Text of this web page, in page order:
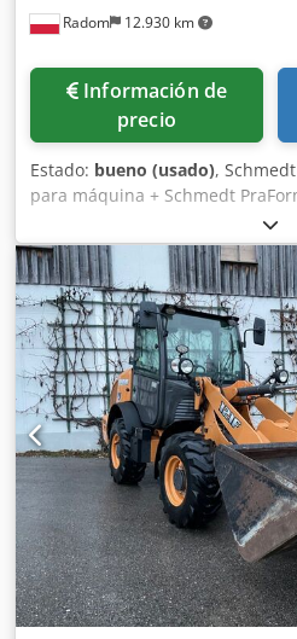
Radom 12.930 km
Información de
precio
Estado: bueno (usado),
para máquina + Schmedt
Fabricados en 2022.
PraLeg XL 18-60: máquina para
Máquina en buen estado, lista
máquina sujeta un bloque de
una cubierta preparada. Dos
ajuste suave del grosor del
bloque: 80 – 450 mm Ancho del
Grosor del bloque: 2 – 80 mm
aproximadamente 200 – 300
eléctrica: 230 V Peso: 300 kg
Schmedt PraForm 21-50:
libros con cortador de ranuras.
Alemania. La máquina está en
lista para la producción.
máximo: 420 x 520 x 100 mm
eléctrica: 230 V + aire
conjunto de dos máquinas.